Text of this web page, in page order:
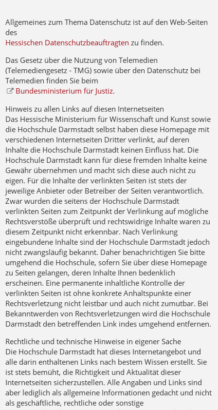
Allgemeines zum Thema Datenschutz ist auf den Web-Seiten
des
Hessischen Datenschutzbeauftragten zu finden.
Das Gesetz über die Nutzung von Telemedien
(Telemediengesetz - TMG) sowie über den Datenschutz bei
Telemedien finden Sie beim
Bundesministerium für Justiz.
Hinweis zu allen Links auf diesen Internetseiten
Das Hessische Ministerium für Wissenschaft und Kunst sowie
die Hochschule Darmstadt selbst haben diese Homepage mit
verschiedenen Internetseiten Dritter verlinkt, auf deren
Inhalte die Hochschule Darmstadt keinen Einfluss hat. Die
Hochschule Darmstadt kann für diese fremden Inhalte keine
Gewähr übernehmen und macht sich diese auch nicht zu
eigen. Für die Inhalte der verlinkten Seiten ist stets der
jeweilige Anbieter oder Betreiber der Seiten verantwortlich.
Zwar wurden die seitens der Hochschule Darmstadt
verlinkten Seiten zum Zeitpunkt der Verlinkung auf mögliche
Rechtsverstöße überprüft und rechtswidrige Inhalte waren zu
diesem Zeitpunkt nicht erkennbar. Nach Verlinkung
eingebundene Inhalte sind der Hochschule Darmstadt jedoch
nicht zwangsläufig bekannt. Daher benachrichtigen Sie bitte
umgehend die Hochschule, sofern Sie über diese Homepage
zu Seiten gelangen, deren Inhalte Ihnen bedenklich
erscheinen. Eine permanente inhaltliche Kontrolle der
verlinkten Seiten ist ohne konkrete Anhaltspunkte einer
Rechtsverletzung nicht leistbar und auch nicht zumutbar. Bei
Bekanntwerden von Rechtsverletzungen wird die Hochschule
Darmstadt den betreffenden Link indes umgehend entfernen.
Rechtliche und technische Hinweise in eigener Sache
Die Hochschule Darmstadt hat dieses Internetangebot und
alle darin enthaltenen Links nach bestem Wissen erstellt. Sie
ist stets bemüht, die Richtigkeit und Aktualität dieser
Internetseiten sicherzustellen. Alle Angaben und Links sind
aber lediglich als allgemeine Informationen gedacht und nicht
als geschäftliche, rechtliche oder sonstige